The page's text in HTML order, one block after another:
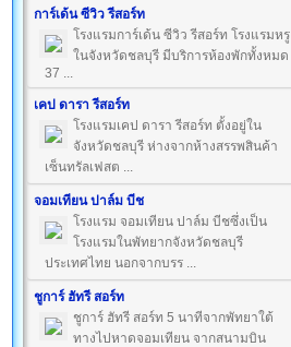
การ์เด้น ซีวิว รีสอร์ท
โรงแรมการ์เด้น ซีวิว รีสอร์ท โรงแรมหรู
ในจังหวัดชลบุรี มีบริการห้องพักทั้งหมด
37 ...
เคป ดารา รีสอร์ท
โรงแรมเคป ดารา รีสอร์ท ตั้งอยู่ใน
จังหวัดชลบุรี ห่างจากห้างสรรพสินค้า
เซ็นทรัลเฟสต ...
จอมเทียน ปาล์ม บีช
โรงแรม จอมเทียน ปาล์ม บีชซึ่งเป็น
โรงแรมในพัทยากจังหวัดชลบุรี
ประเทศไทย นอกจากบรร ...
ชูการ์ ฮัทรี สอร์ท
ชูการ์ ฮัทรี สอร์ท 5 นาทีจากพัทยาใต้
ทางไปหาดจอมเทียน จากสนามบิน